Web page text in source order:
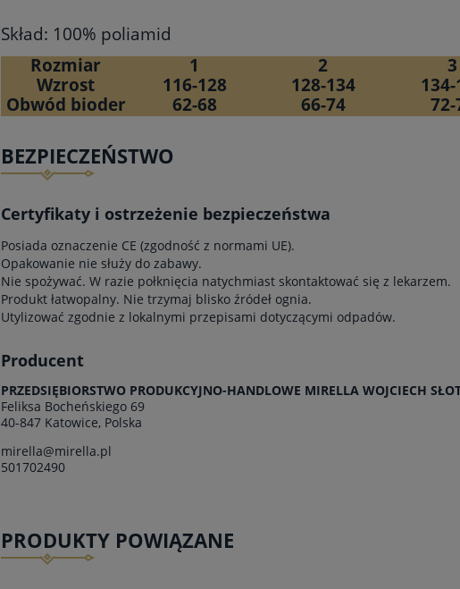
Skład: 100% poliamid
Rozmiar
1 2 3
Wzrost
116-128 128-134 134-
Obwód bioder
62-68 66-74 72-
BEZPIECZEŃSTWO
Certyfikaty i ostrzeżenie bezpieczeństwa
Posiada oznaczenie CE (zgodność z normami UE).
Opakowanie nie służy do zabawy.
Nie spożywać. W razie połknięcia natychmiast skontaktować się z lekarzem.
Produkt łatwopalny. Nie trzymaj blisko źródeł ognia.
Utylizować zgodnie z lokalnymi przepisami dotyczącymi odpadów.
Producent
PRZEDSIĘBIORSTWO PRODUKCYJNO-HANDLOWE MIRELLA WOJCIECH
Feliksa Bocheńskiego 69
40-847 Katowice, Polska
mirella@mirella.pl
501702490
PRODUKTY POWIĄZANE